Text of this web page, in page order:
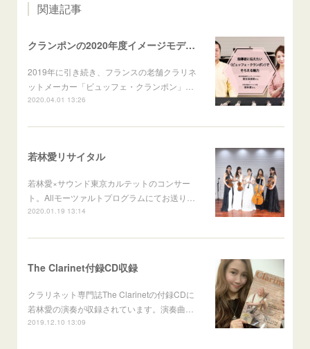
関連記事
クランポンの2020年度イメージモデルに就任
2019年に引き続き、フランスの老舗クラリネ
ットメーカー「ビュッフェ・クランポン」…
2020.04.01 13:26
若林愛リサイタル
若林愛×サウンド東京カルテットのコンサー
ト。Allモーツァルトプログラムにてお送り…
2020.01.19 13:14
The Clarinet付録CD収録
クラリネット専門誌The Clarinetの付録CDに
若林愛の演奏が収録されています。演奏曲…
2019.12.10 13:09